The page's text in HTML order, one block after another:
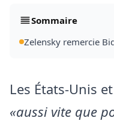
Sommaire
Zelensky remercie
Les États-Unis
«aussi vite que